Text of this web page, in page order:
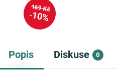
169 Kč
10%
Popis Diskuse 0